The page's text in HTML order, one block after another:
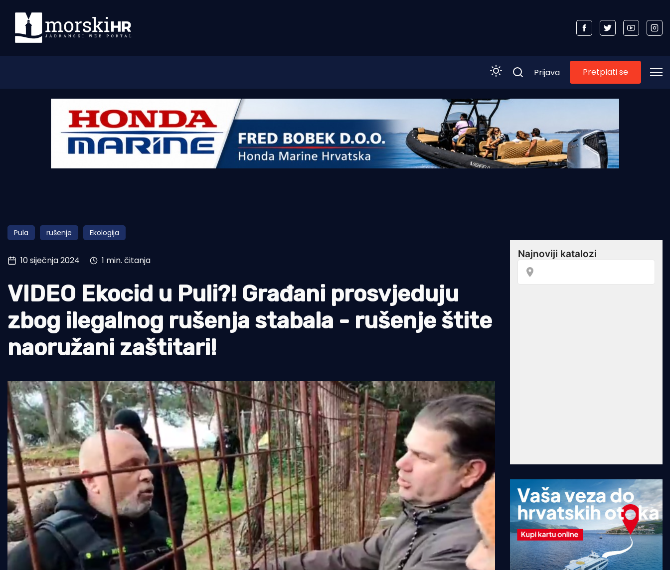
Morski plus
Pomorstvo
Ribolov
Tradicija i kultura
Prijava Pretplati se
Pula rušenje Ekologija
10 siječnja 2024 1 min. čitanja
VIDEO Ekocid u Puli?! Građani prosvjeduju
zbog ilegalnog rušenja stabala - rušenje štite
naoružani zaštitari!